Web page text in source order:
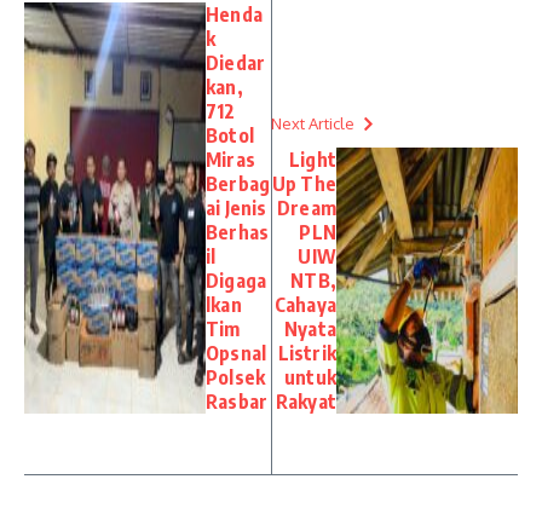
Henda
k
Diedar
kan,
712
Botol
Miras
Berbag
ai Jenis
Berhas
il
Digaga
lkan
Tim
Opsnal
Polsek
Rasbar
Next Article
Light
Up The
Dream
PLN
UIW
NTB,
Cahaya
Nyata
Listrik
untuk
Rakyat